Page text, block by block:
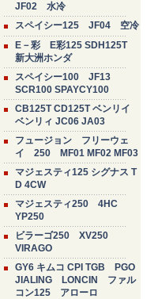
JF02 水冷
スペイシー125 JF04 空冷
E－彩 E彩125 SDH125T
新大洲ホンダ
スペイシー100 JF13
SCR100 SPAYCY100
CB125T CD125T ベンリイ
ベンリィ JC06 JA03
フュージョン フリーウェ
イ 250 MF01 MF02 MF03
マジェスティ125 シグナス T
D 4CW
マジェスティ250 4HC
YP250
ビラーゴ250 XV250
VIRAGO
GY6 キムコ CPI TGB PGO
JIALING LONCIN ファル
コン125 アローロ